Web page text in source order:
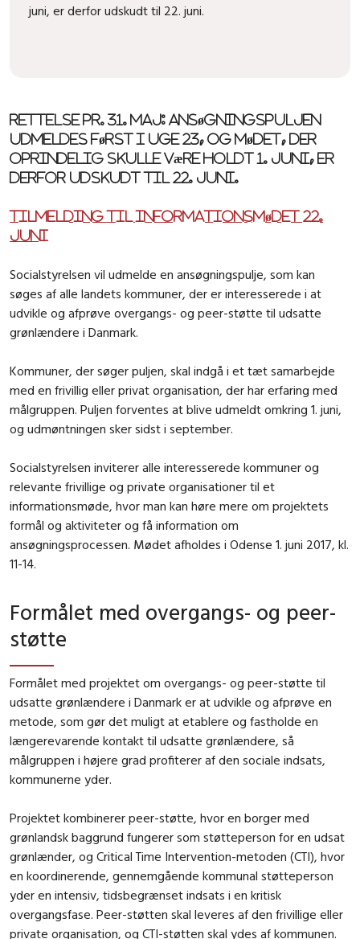
juni, er derfor udskudt til 22. juni.
Rettelse pr. 31. maj: Ansøgningspuljen
udmeldes først i uge 23, og mødet, der
oprindelig skulle være holdt 1. juni, er
derfor udskudt til 22. juni.
Tilmelding til informationsmødet 22.
juni
Socialstyrelsen vil udmelde en ansøgningspulje, som kan
søges af alle landets kommuner, der er interesserede i at
udvikle og afprøve overgangs- og peer-støtte til udsatte
grønlændere i Danmark.
Kommuner, der søger puljen, skal indgå i et tæt samarbejde
med en frivillig eller privat organisation, der har erfaring med
målgruppen. Puljen forventes at blive udmeldt omkring 1. juni,
og udmøntningen sker sidst i september.
Socialstyrelsen inviterer alle interesserede kommuner og
relevante frivillige og private organisationer til et
informationsmøde, hvor man kan høre mere om projektets
formål og aktiviteter og få information om
ansøgningsprocessen. Mødet afholdes i Odense 1. juni 2017, kl.
11-14.
Formålet med overgangs- og peer-
støtte
Formålet med projektet om overgangs- og peer-støtte til
udsatte grønlændere i Danmark er at udvikle og afprøve en
metode, som gør det muligt at etablere og fastholde en
længerevarende kontakt til udsatte grønlændere, så
målgruppen i højere grad profiterer af den sociale indsats,
kommunerne yder.
Projektet kombinerer peer-støtte, hvor en borger med
grønlandsk baggrund fungerer som støtteperson for en udsat
grønlænder, og Critical Time Intervention-metoden (CTI), hvor
en koordinerende, gennemgående kommunal støtteperson
yder en intensiv, tidsbegrænset indsats i en kritisk
overgangsfase. Peer-støtten skal leveres af den frivillige eller
private organisation, og CTI-støtten skal ydes af kommunen.